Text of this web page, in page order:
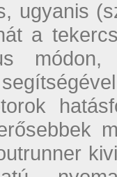
ugyanis
a
módon,